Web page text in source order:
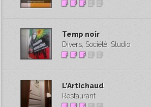
Temp noir
Divers, Société, Studio
L’Artichaud
Restaurant